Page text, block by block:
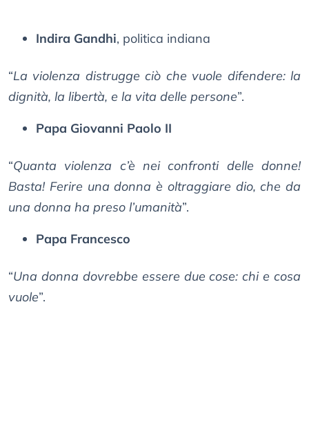
Indira Gandhi, politica indiana
“La violenza distrugge ciò che vuole difendere: la
dignità, la libertà, e la vita delle persone”.
Papa Giovanni Paolo II
“Quanta violenza c’è nei confronti delle donne!
Basta! Ferire una donna è oltraggiare dio, che da
una donna ha preso l’umanità”.
Papa Francesco
“Una donna dovrebbe essere due cose: chi e cosa
vuole”.